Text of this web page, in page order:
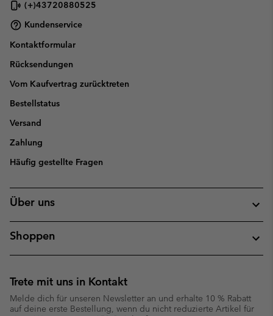
(+)43720880525
Kundenservice
Kontaktformular
Rücksendungen
Vom Kaufvertrag zurücktreten
Bestellstatus
Versand
Zahlung
Häufig gestellte Fragen
Über uns
Shoppen
Trete mit uns in Kontakt
Melde dich für unseren Newsletter an und erhalte 10 % Rabatt
auf deine erste Bestellung, wenn du nicht reduzierte Artikel für